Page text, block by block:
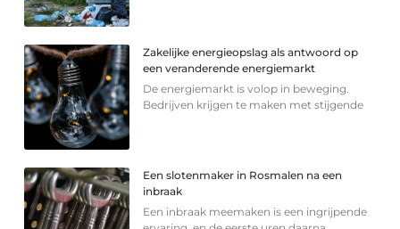
Zakelijke energieopslag als antwoord op
een veranderende energiemarkt
De energiemarkt is volop in beweging.
Bedrijven krijgen te maken met stijgende
Een slotenmaker in Rosmalen na een
inbraak
Een inbraak meemaken is een ingrijpende